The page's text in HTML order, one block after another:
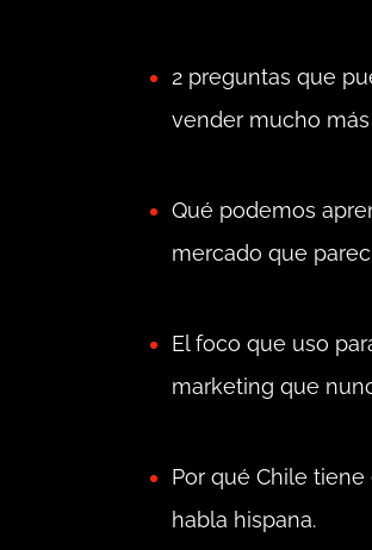
2 preguntas que
vender mucho más
Qué podemos
mercado que
El foco que uso
marketing que
Por qué Chile
habla hispana.